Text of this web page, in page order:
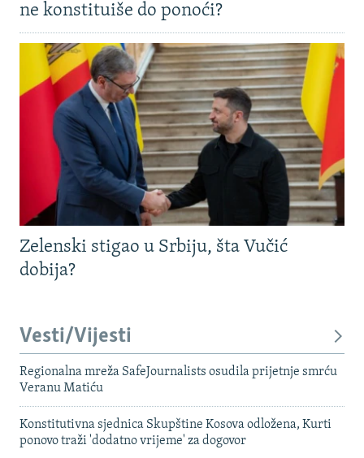
ne konstituiše do ponoći?
Zelenski stigao u Srbiju, šta Vučić
dobija?
Vesti/Vijesti
Regionalna mreža SafeJournalists osudila prijetnje smrću
Veranu Matiću
Konstitutivna sjednica Skupštine Kosova odložena, Kurti
ponovo traži 'dodatno vrijeme' za dogovor